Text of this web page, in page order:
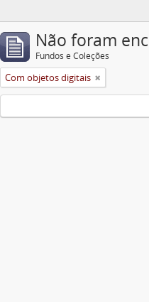
Não foram
Fundos e Coleções
Com objetos digitais